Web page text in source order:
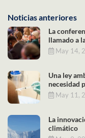
Noticias anteriores
La
llamado a
May 14,
Una ley
necesidad
May 11,
La
climático